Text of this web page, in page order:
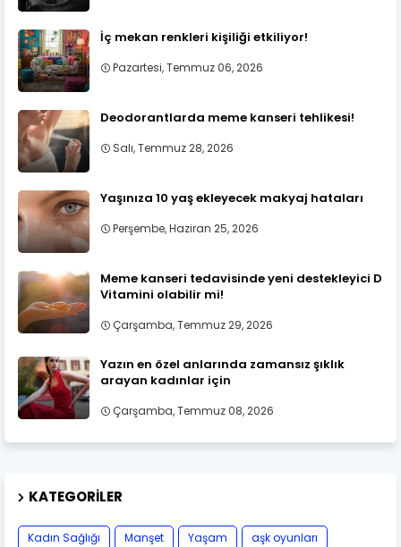
İç mekan renkleri kişiliği etkiliyor!
Pazartesi, Temmuz 06, 2026
Deodorantlarda meme kanseri tehlikesi!
Salı, Temmuz 28, 2026
Yaşınıza 10 yaş ekleyecek makyaj hataları
Perşembe, Haziran 25, 2026
Meme kanseri tedavisinde yeni destekleyici D
Vitamini olabilir mi!
Çarşamba, Temmuz 29, 2026
Yazın en özel anlarında zamansız şıklık
arayan kadınlar için
Çarşamba, Temmuz 08, 2026
KATEGORILER
Kadın Sağlığı Manşet Yaşam
aşk oyunları